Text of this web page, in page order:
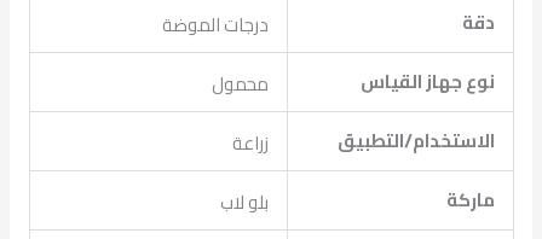
دقة
درجات الموضة
نوع جهاز القياس
محمول
الاستخدام/التطبيق
زراعة
ماركة
بلو لاب